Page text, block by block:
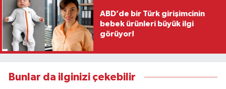
ABD’de bir Türk girişimcinin
bebek ürünleri büyük ilgi
görüyor!
Bunlar da ilginizi çekebilir